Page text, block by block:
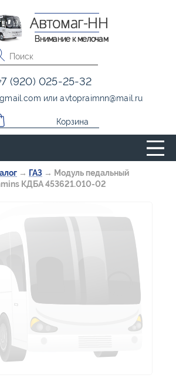
→ ГАЗ → Модуль педальный
КДБА 453621.010-02
Автомаг-НН
Внимание к мелочам
(920) 025-25-32
gmail.com илиavtopraimnn@mail.ru
Корзина